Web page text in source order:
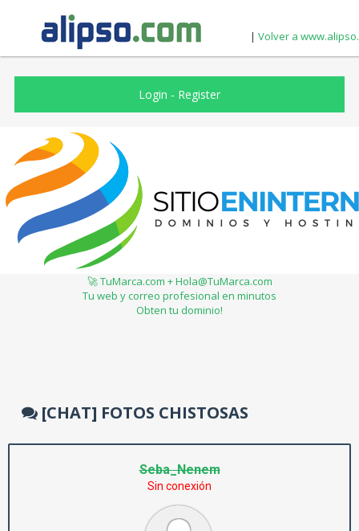
| Volver a
Login - Register
🚀 TuMarca.com + Hola@TuMarca.com
Tu web y correo profesional en minutos
Obten tu dominio!
[CHAT] FOTOS CHISTOSAS
Seba_Nenem
Sin conexión